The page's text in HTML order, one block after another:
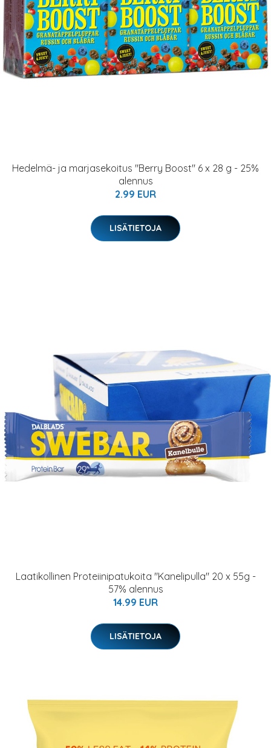
Hedelmä- ja marjasekoitus "Berry Boost" 6 x 28 g - 25%
alennus
2.99 EUR
LISÄTIETOJA
Laatikollinen Proteiinipatukoita "Kanelipulla" 20 x 55g -
57% alennus
14.99 EUR
LISÄTIETOJA